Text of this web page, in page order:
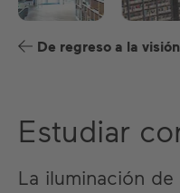
De regreso a la
Estudiar
La iluminación